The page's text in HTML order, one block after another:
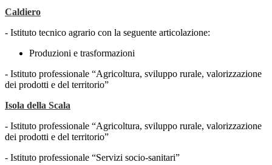
Caldiero
- Istituto tecnico agrario con la seguente articolazione:
Produzioni e trasformazioni
- Istituto professionale “Agricoltura, sviluppo rurale, valorizzazione
dei prodotti e del territorio”
Isola della Scala
- Istituto professionale “Agricoltura, sviluppo rurale, valorizzazione
dei prodotti e del territorio”
- Istituto professionale “Servizi socio-sanitari”